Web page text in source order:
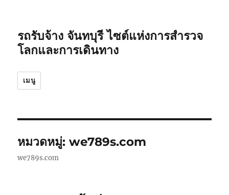
รถรับจ้าง จันทบุรี ไซต์แห่งการสำรวจ
โลกและการเดินทาง
เมนู
หมวดหมู่:we789s.com
we789s.com